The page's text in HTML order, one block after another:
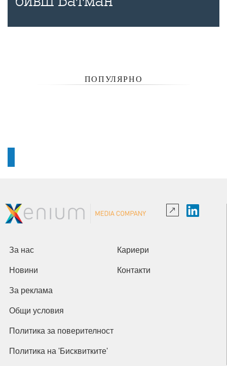
ПОПУЛЯРНО
За нас Кариери
Новини Контакти
За реклама
Общи условия
Политика за поверителност
Политика на 'Бисквитките'